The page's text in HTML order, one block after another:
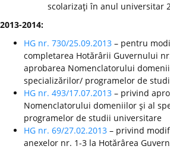
scolarizaţi în anul universitar
2013-2014:
HG nr. 730/25.09.2013 – pentru
completarea Hotărârii Guvernului
aprobarea Nomenclatorului
specializărilor/ programelor de
HG nr. 493/17.07.2013 – privind
Nomenclatorului domeniilor şi al
programelor de studii universitare
HG nr. 69/27.02.2013 – privind
anexelor nr. 1-3 la Hotărârea